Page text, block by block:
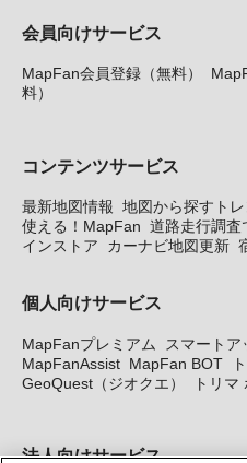
会員向けサービス
MapFan会員登録（無料）
料）
コンテンツサービス
最新地図情報 地図から探すトレ
使える！MapFan 道路走行調査
インストア
カーナビ地図更新
個人向けサービス
MapFanプレミアム
スマート
MapFanAssist MapFan BOT
GeoQuest（ジオクエ）
トリマ
法人向けサービス